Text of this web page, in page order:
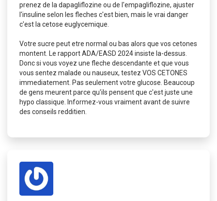
prenez de la dapagliflozine ou de l'empagliflozine, ajuster
l'insuline selon les fleches c'est bien, mais le vrai danger
c'est la cetose euglycemique.
Votre sucre peut etre normal ou bas alors que vos cetones
montent. Le rapport ADA/EASD 2024 insiste la-dessus.
Donc si vous voyez une fleche descendante et que vous
vous sentez malade ou nauseux, testez VOS CETONES
immediatement. Pas seulement votre glucose. Beaucoup
de gens meurent parce qu'ils pensent que c'est juste une
hypo classique. Informez-vous vraiment avant de suivre
des conseils redditien.